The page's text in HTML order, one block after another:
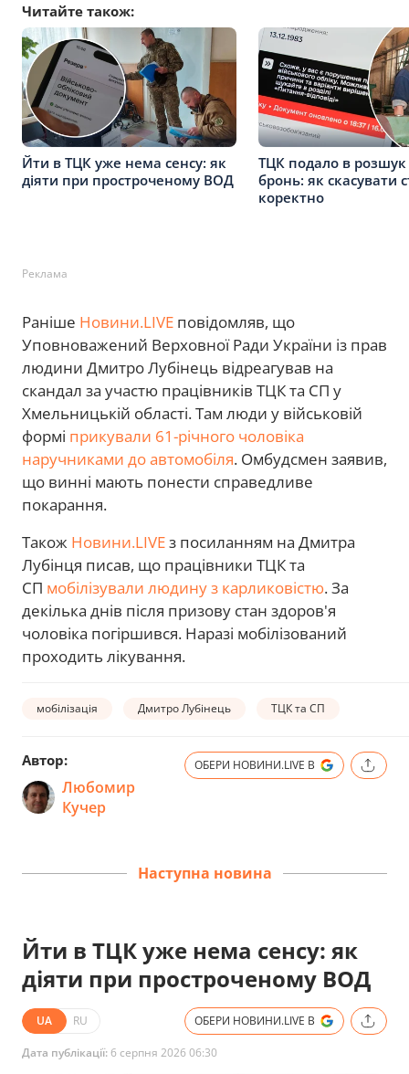
Читайте також:
Йти в ТЦК уже нема сенсу: як
діяти при простроченому ВОД
ТЦК подало в
бронь: як скасувати
коректно
Реклама
Раніше Новини.LIVE повідомляв, що
Уповноважений Верховної Ради України із прав
людини Дмитро Лубінець відреагував на
скандал за участю працівників ТЦК та СП у
Хмельницькій області. Там люди у військовій
формі прикували 61-річного чоловіка
наручниками до автомобіля. Омбудсмен заявив,
що винні мають понести справедливе
покарання.
Також Новини.LIVEз посиланням на Дмитра
Лубінця писав, що працівники ТЦК та
СП мобілізували людину з карликовістю. За
декілька днів після призову стан здоров'я
чоловіка погіршився. Наразі мобілізований
проходить лікування.
мобілізація Дмитро Лубінець ТЦК та СП
Автор:
Любомир
Кучер
ОБЕРИ НОВИНИ.LIVE В
Наступна новина
Йти в ТЦК уже нема сенсу: як
діяти при простроченому ВОД
UA RU ОБЕРИ НОВИНИ.LIVE В
Дата публікації: 6 серпня 2026 06:30